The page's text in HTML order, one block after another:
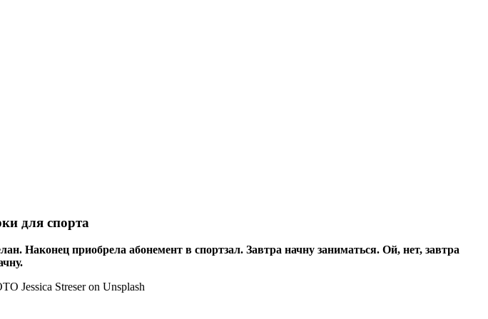
для спорта
Наконец приобрела абонемент в спортзал. Завтра начну заниматься. Ой, нет, завтра